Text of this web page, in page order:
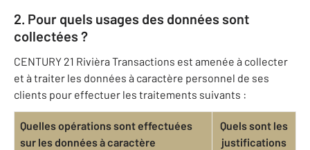
2. Pour quels usages des données sont
collectées ?
CENTURY 21 Rivièra Transactions est amenée à collecter
et à traiter les données à caractère personnel de ses
clients pour effectuer les traitements suivants :
Quelles opérations sont effectuées
sur les données à caractère
Quels sont les
justifications